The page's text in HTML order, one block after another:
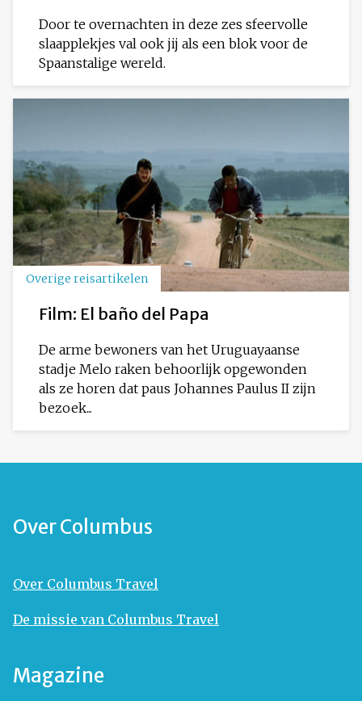
Door te overnachten in deze zes sfeervolle
slaapplekjes val ook jij als een blok voor de
Spaanstalige wereld.
Overige reisartikelen
Film: El baño del Papa
De arme bewoners van het Uruguayaanse
stadje Melo raken behoorlijk opgewonden
als ze horen dat paus Johannes Paulus II zijn
bezoek...
Over Columbus
Over Columbus Travel
De missie van Columbus Travel
Magazine